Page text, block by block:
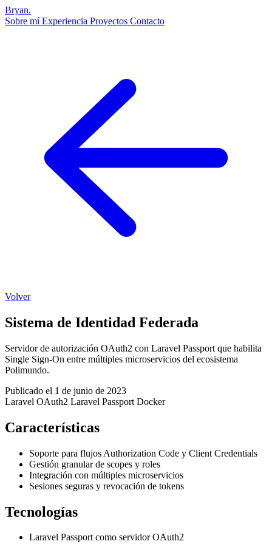
Bryan.
Sobre míExperiencia Proyectos Contacto
Volver
Sistema de Identidad Federada
Servidor de autorización OAuth2 con Laravel Passport que habilita
Single Sign-On entre múltiples microservicios del ecosistema
Polimundo.
Publicado el 1 de junio de 2023
Laravel OAuth2 Laravel Passport Docker
Características
Soporte para flujos Authorization Code y Client Credentials
Gestión granular de scopes y roles
Integración con múltiples microservicios
Sesiones seguras y revocación de tokens
Tecnologías
Laravel Passport como servidor OAuth2